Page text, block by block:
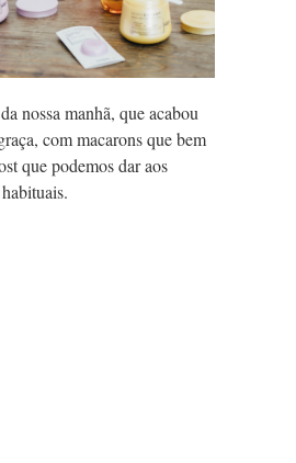
nossa manhã, que acabou
com macarons que bem
que podemos dar aos